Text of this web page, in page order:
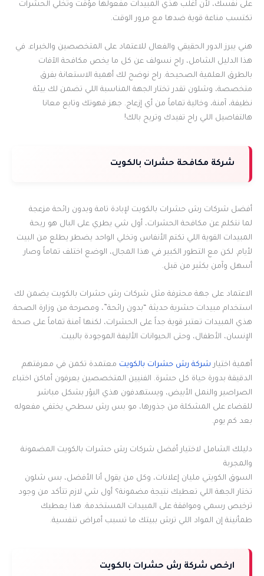
على نفسك، لأن أغلب هذي المبيدات مفعولها مؤقت وتخلي الحشرات
تكتسب مناعة قوية ضدها مع مرور الوقت.
هني يبرز الدور الحقيقي والفعال للاعتماد على المتخصصين والخبراء. في
هذا الدليل الشامل، راح نسولف عن كل ما يخص مكافحة الآفات
بالطرق العلمية الصحيحة. راح نوضح لك أهمية الاستعانة بفرق
متخصصة، وشلون تقدر تختار الجهة المناسبة اللي تضمن لك بيئة
نظيفة، آمنة، وخالية تماماً من أي إزعاج. جهز قهوتك وتابع معانا
هالتفاصيل اللي راح تفيدك وتريح بالك!
شركة مكافحة حشرات بالكويت
أفضل شركات رش حشرات بالكويت لإبادة تامة وبدون رائحة مزعجة
لما نتكلم عن مكافحة الحشرات، أول شي يطري على البال هو ريحة
المبيدات القوية اللي تكتم الأنفاس وتخلي الواحد يضطر يطلع من البيت
لأيام. لكن مع التطور الكبير في هذا المجال، الوضع اختلف تماماً وصار
أسهل وآمن بكثير من قبل.
الاعتماد على جهة محترفة مثل شركات رش حشرات بالكويت يضمن لك
استخدام مبيدات حشرية حديثة “بدون رائحة”، ومصرحة من وزارة الصحة.
هذي المبيدات تعتبر قوية جداً على الحشرات، لكنها آمنة تماماً على صحة
الإنسان، الأطفال، وحتى الحيوانات الأليفة الموجودة بالبيت.
أهمية اختيار شركة رش حشرات بالكويت معتمدة تكمن في معرفتهم
الدقيقة بدورة حياة كل حشرة. الفنيين المتخصصين يعرفون أماكن اختباء
الصراصير والنمل الأبيض، ويستهدفون هذي البؤر بشكل مباشر
للقضاء على المشكلة من جذورها، مو بس رش سطحي يختفي مفعوله
بعد كم يوم.
دليلك الشامل لاختيار أفضل شركات رش حشرات بالكويت المضمونة
والمجربة
السوق الكويتي مليان إعلانات، وكل من يقول أنا الأفضل، بس شلون
تختار الجهة اللي تعطيك نتيجة مضمونة؟ أول شي لازم تتأكد من وجود
ترخيص رسمي وموافقة على المبيدات المستخدمة. هذا يعطيك
طمأنينة إن المواد اللي ترش ببيتك ما تسبب أمراض تنفسية.
ارخص شركة رش حشرات بالكويت